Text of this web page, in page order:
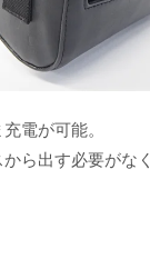
電が可能。
ら出す必要がな